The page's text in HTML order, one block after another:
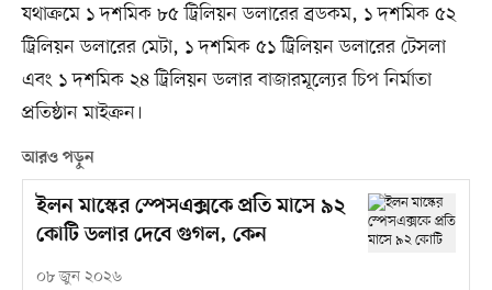
যথাক্রমে ১ দশমিক ৮৫ ট্রিলিয়ন ডলারের ব্রডকম, ১ দশমিক ৫২
ট্রিলিয়ন ডলারের মেটা, ১ দশমিক ৫১ ট্রিলিয়ন ডলারের টেসলা
এবং ১ দশমিক ২৪ ট্রিলিয়ন ডলার বাজারমূল্যের চিপ নির্মাতা
প্রতিষ্ঠান মাইক্রন।
আরও পড়ুন
ইলন মাস্কের স্পেসএক্সকে প্রতি মাসে ৯২
কোটি ডলার দেবে গুগল, কেন
০৮ জুন ২০২৬